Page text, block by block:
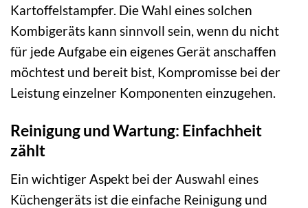
Kartoffelstampfer. Die Wahl eines solchen
Kombigeräts kann sinnvoll sein, wenn du nicht
für jede Aufgabe ein eigenes Gerät anschaffen
möchtest und bereit bist, Kompromisse bei der
Leistung einzelner Komponenten einzugehen.
Reinigung und Wartung: Einfachheit
zählt
Ein wichtiger Aspekt bei der Auswahl eines
Küchengeräts ist die einfache Reinigung und